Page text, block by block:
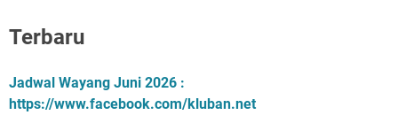
Terbaru
Jadwal Wayang Juni 2026 :
https://www.facebook.com/kluban.net